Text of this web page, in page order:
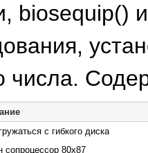
biosequip()
числа.
с гибкого диска
сопроцессор 80x87